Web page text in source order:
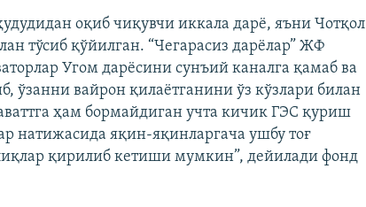
оқиб чиқувчи иккала дарё, яъни Чотқол
тўсиб қўйилган. “Чегарасиз дарёлар” ЖФ
Угом дарёсини сунъий каналга қамаб ва
ўзанни вайрон қилаётганини ўз кўзлари билан
ҳам бормайдиган учта кичик ГЭС қуриш
натижасида яқин-яқинларгача ушбу тоғ
қирилиб кетиши мумкин”, дейилади фонд